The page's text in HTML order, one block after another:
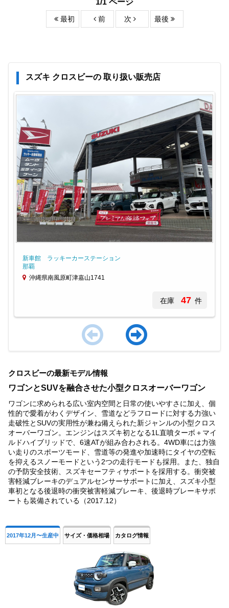
最初 前 次 最後
スズキ クロスビーの 取り扱い販売店
新車館 ラッキーカーステーション
那覇
沖縄県南風原町津嘉山1741
在庫 47 件
of
クロスビーの最新モデル情報
ワゴンとSUVを融合させた小型クロスオーバーワゴン
ワゴンに求められる広い室内空間と日常の使いやすさに加え、個
性的で愛着がわくデザイン、雪道などラフロードに対する力強い
走破性とSUVの実用性が兼ね備えられた新ジャンルの小型クロス
オーバーワゴン。エンジンはスズキ初となる1L直噴ターボ＋マイ
ルドハイブリッドで、6速ATが組み合わされる。4WD車には力強
い走りのスポーツモード、雪道等の発進や加速時にタイヤの空転
を抑えるスノーモードという2つの走行モードも採用。また、独自
の予防安全技術、スズキセーフティサポートを採用する。衝突被
害軽減ブレーキのデュアルセンサーサポートに加え、スズキ小型
車初となる後退時の衝突被害軽減ブレーキ、後退時ブレーキサポ
ートも装備されている（2017.12）
2017年12月〜生産中 サイズ・価格相場 カタログ情報